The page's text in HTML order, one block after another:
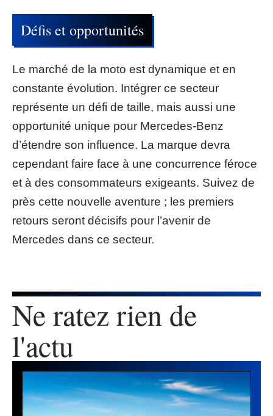
Défis et opportunités
Le marché de la moto est dynamique et en
constante évolution. Intégrer ce secteur
représente un défi de taille, mais aussi une
opportunité unique pour Mercedes-Benz
d’étendre son influence. La marque devra
cependant faire face à une concurrence féroce
et à des consommateurs exigeants. Suivez de
près cette nouvelle aventure ; les premiers
retours seront décisifs pour l’avenir de
Mercedes dans ce secteur.
Ne ratez rien de
l'actu